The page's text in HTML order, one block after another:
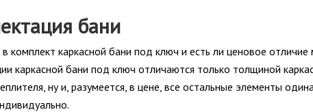
бани
комплект каркасной бани под ключ и есть ли ценовое
каркасной бани под ключ отличаются только толщиной
ну и, разумеется, в цене, все остальные элементы